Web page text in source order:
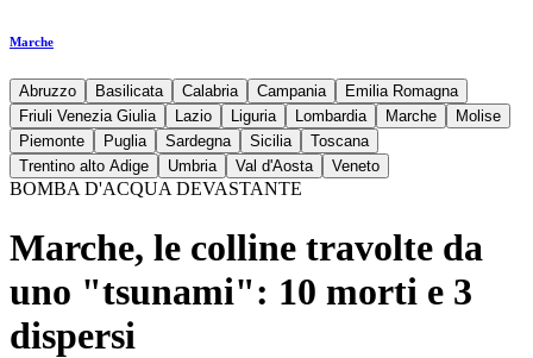
Marche
Abruzzo Basilicata Calabria Campania
Emilia Romagna
Friuli Venezia Giulia
Lazio Liguria Lombardia Marche
Molise
Piemonte
Puglia Sardegna Sicilia
Toscana
Trentino alto Adige
Umbria Val d'Aosta Veneto
BOMBA D'ACQUA DEVASTANTE
Marche, le colline travolte da
uno "tsunami": 10 morti e 3
dispersi